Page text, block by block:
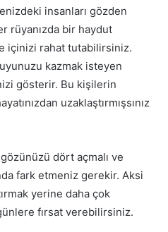
insanları gözden
rüyanızda bir haydut
içinizi rahat tutabilirsiniz.
kazmak isteyen
gösterir. Bu kişilerin
uzaklaştırmışsınız
dört açmalı ve
fark etmeniz gerekir. Aksi
yerine daha çok
fırsat verebilirsiniz.